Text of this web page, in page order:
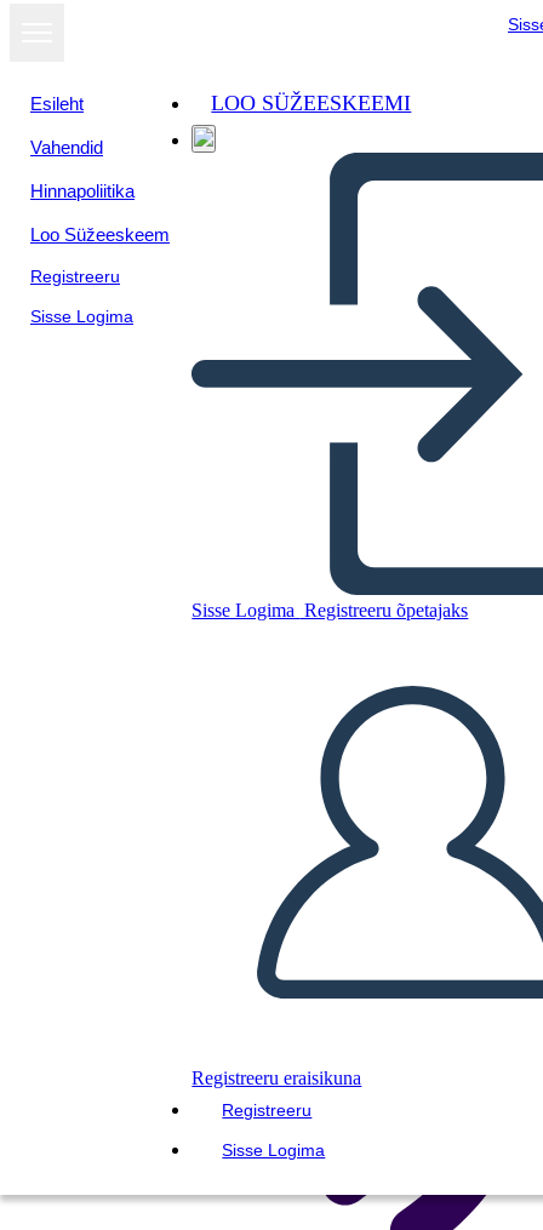
Esileht
Vahendid
Hinnapoliitika
Loo Süžeeskeem
Registreeru
Sisse Logima
LOO SÜŽEESKEEMI
Sisse Logima Registreeru õpetajaks
Registreeru eraisikuna
Registreeru
Sisse Logima
ESITA SLAIDIESITLUST
LOE MULLE